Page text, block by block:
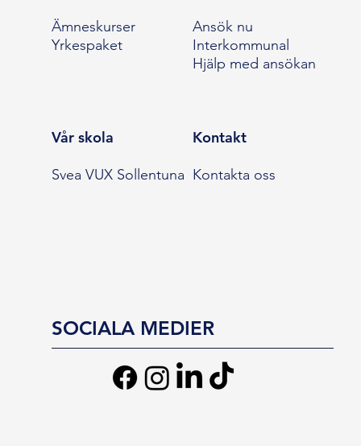
Ämneskurser
Yrkespaket
Ansök nu
Interkommunal
Hjälp med ansökan
Vår skola
Svea VUX Sollentuna
Kontakt
Kontakta oss
SOCIALA MEDIER